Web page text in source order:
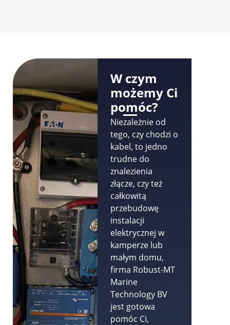
W czym
możemy Ci
pomóc?
Niezależnie od
tego, czy chodzi o
kabel, to jedno
trudne do
znalezienia
złącze, czy też
całkowitą
przebudowę
instalacji
elektrycznej w
kamperze lub
małym domu,
firma Robust-MT
Marine
Technology BV
jest gotowa
pomóc Ci,